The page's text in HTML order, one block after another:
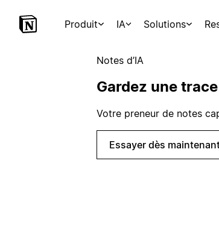
Produit IA Solutions
Notes d’IA
Gardez une
Votre preneur de notes
Essayer dès